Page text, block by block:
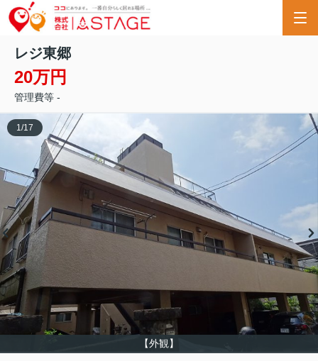
レジ東郷
20万円
管理費等 -
【外観】
1/17